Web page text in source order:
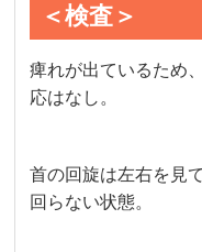
＜検査＞
痺れが出ているため
応はなし。
首の回旋は左右を見
回らない状態。